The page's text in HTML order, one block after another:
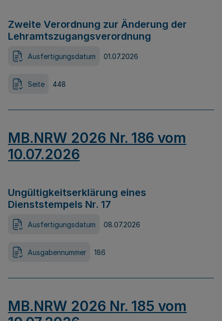
Zweite Verordnung zur Änderung der
Lehramtszugangsverordnung
Ausfertigungsdatum 01.07.2026
Seite 448
MB.NRW 2026 Nr. 186 vom
10.07.2026
Ungültigkeitserklärung eines
Dienststempels Nr. 17
Ausfertigungsdatum 08.07.2026
Ausgabennummer 186
MB.NRW 2026 Nr. 185 vom